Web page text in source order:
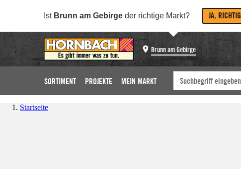
Ist Brunn am Gebirge der richtige Markt? JA, RICHTIG
Brunn am Gebirge
SORTIMENT PROJEKTE MEIN MARKT
Startseite